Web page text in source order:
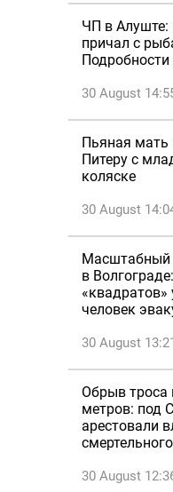
ЧП в
причал с
Подробности
30 August
Пьяная мать
Питеру с
коляске
30 August
Масштабный
в
человек
30 August
Обрыв троса
метров: под
арестовали
30 August